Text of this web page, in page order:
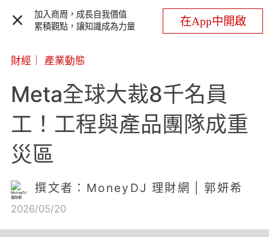
加入商周，成長自我價值
累積觀點，讓知識成為力量
在App中開啟
財經 產業動態
Meta全球大裁8千名員
工！工程與產品團隊成重
災區
撰文者：MoneyDJ 理財網 | 郭妍希
2026/05/20